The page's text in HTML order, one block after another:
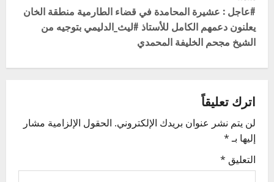
t
n
a
v
i
g
a
#عاجل : عشيرة المحامدة في قضاء الطارمية منطقة الخان
يعلنون دعمهم الكامل للأستاذ #ليث_الدليمي بتوجيه من
الشيخ مجحم الخليفة المحمدي
اترك تعليقاً
لن يتم نشر عنوان بريدك الإلكتروني. الحقول الإلزامية مشار
إليها بـ*
التعليق *